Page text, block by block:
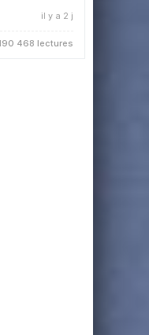
il y a 2 j
468 lectures